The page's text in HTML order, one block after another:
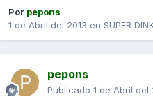
Por pepons
1 de Abril del 2013 en SUPER
pepons
Publicado 1 de Abril del